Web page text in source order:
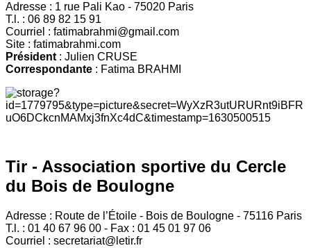
Adresse : 1 rue Pali Kao - 75020 Paris
T.l. : 06 89 82 15 91
Courriel : fatimabrahmi@gmail.com
Site : fatimabrahmi.com
Président : Julien CRUSE
Correspondante : Fatima BRAHMI
Tir - Association sportive du Cercle
du Bois de Boulogne
Adresse : Route de l’Étoile - Bois de Boulogne - 75116 Paris
T.l. : 01 40 67 96 00 - Fax : 01 45 01 97 06
Courriel : secretariat@letir.fr